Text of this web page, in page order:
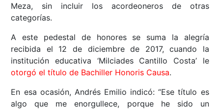
Meza, sin incluir los acordeoneros de otras
categorías.
A este pedestal de honores se suma la alegría
recibida el 12 de diciembre de 2017, cuando la
institución educativa ‘Milciades Cantillo Costa’ le
otorgó el título de Bachiller Honoris Causa.
En esa ocasión, Andrés Emilio indicó: “Ese título es
algo que me enorgullece, porque he sido un